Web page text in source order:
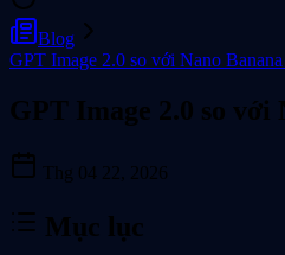
Blog
GPT Image 2.0 so với Nano
GPT Image 2.0 so với
Thg 04 22, 2026
Mục lục